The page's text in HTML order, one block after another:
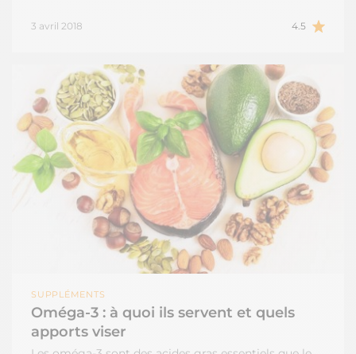
3 avril 2018 4.5
SUPPLÉMENTS
Oméga-3 : à quoi ils servent et quels
apports viser